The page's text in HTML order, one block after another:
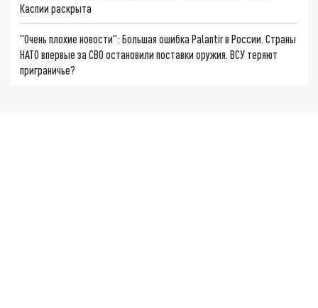
Каспии раскрыта
"Очень плохие новости": Большая ошибка Palantir в России. Страны
НАТО впервые за СВО остановили поставки оружия. ВСУ теряют
приграничье?